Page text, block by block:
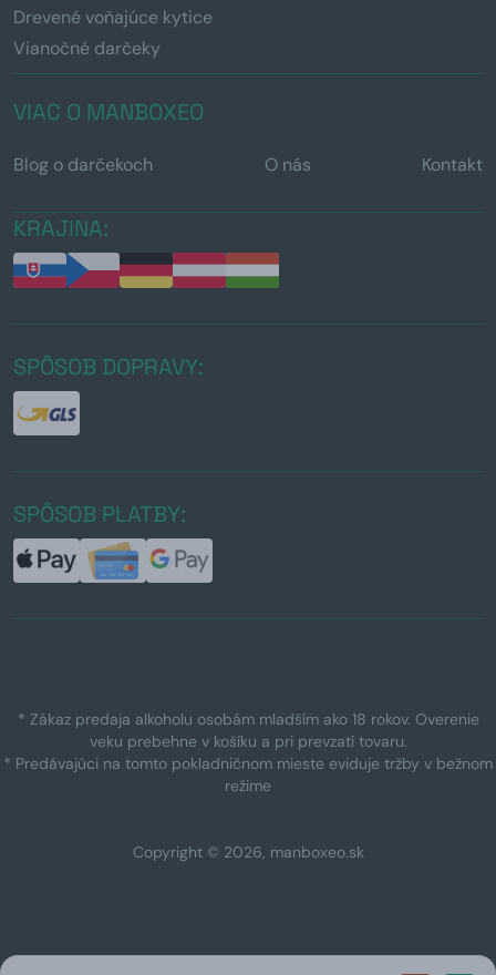
Drevené voňajúce kytice
Vianočné darčeky
VIAC O MANBOXEO
Blog o darčekoch O nás Kontakt
KRAJINA:
SPÔSOB DOPRAVY:
SPÔSOB PLATBY:
* Zákaz predaja alkoholu osobám mladším ako 18 rokov. Overenie
veku prebehne v košíku a pri prevzatí tovaru.
* Predávajúci na tomto pokladničnom mieste eviduje tržby v bežnom
režime
Copyright © 2026, manboxeo.sk